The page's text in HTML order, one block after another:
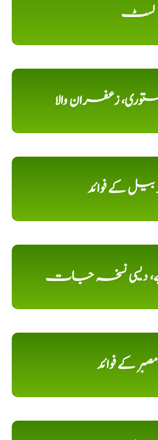
لسٹ
زعفران والا
کے فوائد
دیسی نسخہ جات
مصبر کے فوائد